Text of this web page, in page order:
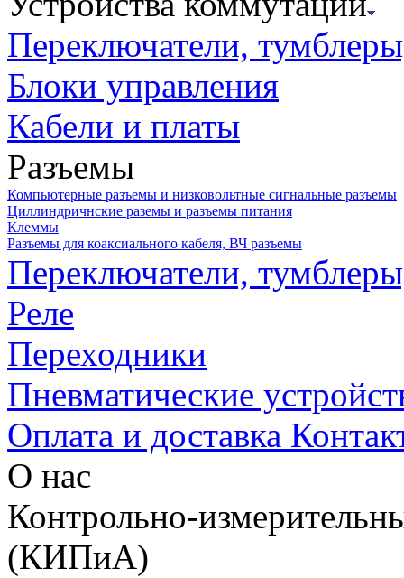
Переключатели,
Блоки управления
Кабели и платы
Разъемы
Компьютерные разъемы и низковольтные сигнальные разъемы
Циллиндричнские раземы и разъемы питания
Клеммы
Разъемы для коаксиального кабеля, ВЧ разъемы
Переключатели,
Реле
Переходники
Пневматические
Оплата и доставка
О нас
Контрольно-
(КИПиА)